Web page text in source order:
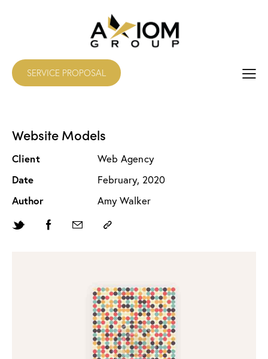
SERVICE PROPOSAL
Website Models
Client Web Agency
Date February, 2020
Author Amy Walker